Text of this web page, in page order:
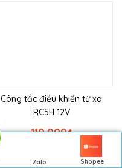
Zalo Shopee
Công tắc điều khiển từ xa
RC5H 12V
₫
110.000